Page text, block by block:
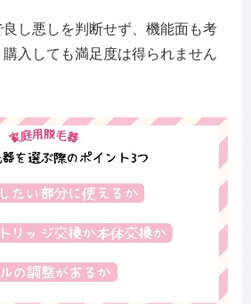
し悪しを判断せず、機能面も考
入しても満足度は得られません